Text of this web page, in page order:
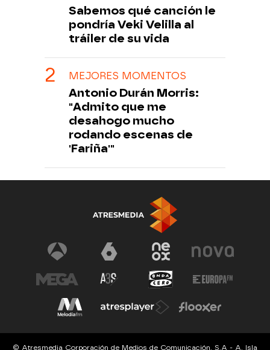
Sabemos qué canción le
pondría Veki Velilla al
tráiler de su vida
MEJORES MOMENTOS
Antonio Durán Morris:
"Admito que me
desahogo mucho
rodando escenas de
'Fariña'"
© Atresmedia Corporación de Medios de Comunicación, S.A - A. Isla